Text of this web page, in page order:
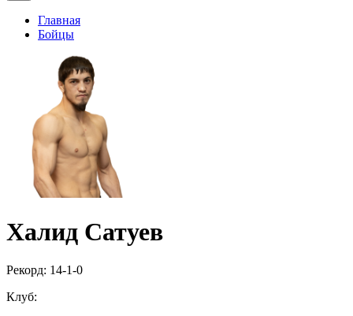
Главная
Бойцы
Халид Сатуев
Рекорд: 14-1-0
Клуб: